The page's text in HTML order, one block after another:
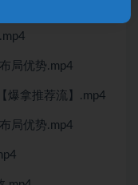
》.mp4
局优势.mp4
爆拿推荐流】.mp4
局优势.mp4